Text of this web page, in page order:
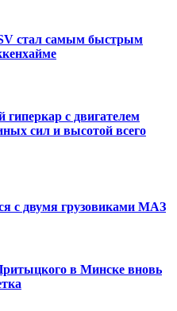
стал самым быстрым
с двигателем
сил и высотой всего
с двумя грузовиками МАЗ
в Минске вновь